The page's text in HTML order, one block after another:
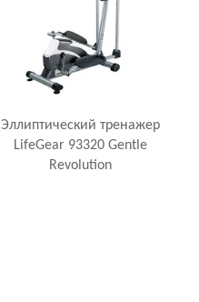
Эллиптический тренажер
LifeGear 93320 Gentle
Revolution